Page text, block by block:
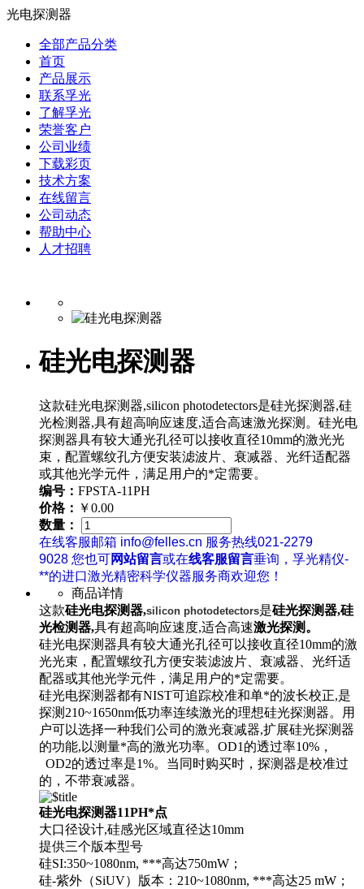
光电探测器
全部产品分类
首页
产品展示
联系孚光
了解孚光
荣誉客户
公司业绩
下载彩页
技术方案
在线留言
公司动态
帮助中心
人才招聘
硅光电探测器
这款硅光电探测器,silicon photodetectors是硅光探测器,硅
光检测器,具有超高响应速度,适合高速激光探测。硅光电
探测器具有较大通光孔径可以接收直径10mm的激光光
束，配置螺纹孔方便安装滤波片、衰减器、光纤适配器
或其他光学元件，满足用户的*定需要。
编号： FPSTA-11PH
价格： ￥0.00
数量：
在线客服邮箱 info@felles.cn 服务热线021-2279
9028 您也可网站留言或在线客服留言垂询，孚光精仪-
**的进口激光精密科学仪器服务商欢迎您！
商品详情
这款硅光电探测器,silicon photodetectors是硅光探测器,硅
光检测器,具有超高响应速度,适合高速激光探测。
硅光电探测器具有较大通光孔径可以接收直径10mm的激
光光束，配置螺纹孔方便安装滤波片、衰减器、光纤适
配器或其他光学元件，满足用户的*定需要。
硅光电探测器都有NIST可追踪校准和单*的波长校正,是
探测210~1650nm低功率连续激光的理想硅光探测器。用
户可以选择一种我们公司的激光衰减器,扩展硅光探测器
的功能,以测量*高的激光功率。OD1的透过率10%，
OD2的透过率是1%。当同时购买时，探测器是校准过
的，不带衰减器。
硅光电探测器11PH*点
大口径设计,硅感光区域直径达10mm
提供三个版本型号
硅SI:350~1080nm, ***高达750mW；
硅-紫外（SiUV）版本：210~1080nm, ***高达25 mW；